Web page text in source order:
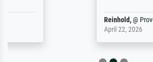
ProvenExpert